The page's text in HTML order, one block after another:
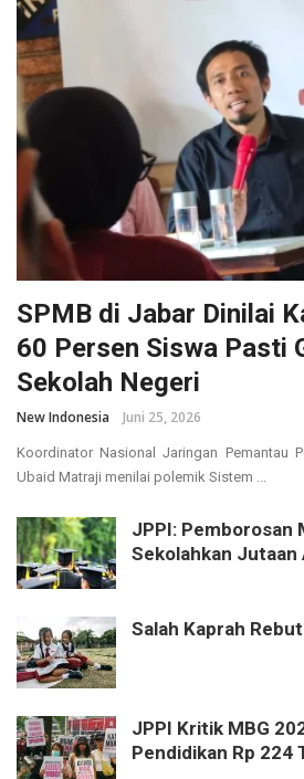
SPMB di Jabar Dinilai
60 Persen Siswa Pasti
Sekolah Negeri
New Indonesia Juni 25, 2026
Koordinator Nasional Jaringan Pemantau
Ubaid Matraji menilai polemik Sistem ...
JPPI: Pemborosan
Sekolahkan Jutaan
Salah Kaprah
JPPI Kritik MBG
Pendidikan Rp 224